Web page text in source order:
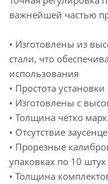
важнейшей частью
• Изготовлены из
стали, что
использования
• Простота
• Изготовлены с
• Толщина чётко
• Отсутствие
• Прорезные
упаковках по 10
• Толщина